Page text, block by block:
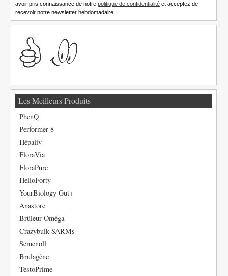
avoir pris connaissance de notrepolitique de confidentialité et acceptez de
recevoir notre newsletter hebdomadaire.
Les Meilleurs Produits
PhenQ
Performer 8
Hépaliv
FloraVia
FloraPure
HelloForty
YourBiology Gut+
Anastore
Brûleur Oméga
Crazybulk SARMs
Semenoll
Brulagène
TestoPrime